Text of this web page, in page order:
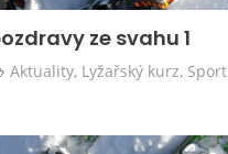
ze svahu 1
Aktuality, Lyžařský kurz, Sport